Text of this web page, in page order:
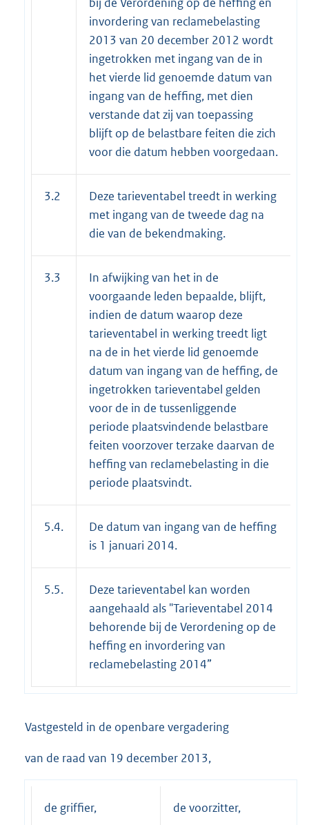
invordering van reclamebelasting
2013 van 20 december 2012 wordt
ingetrokken met ingang van de in
het vierde lid genoemde datum van
ingang van de heffing, met dien
verstande dat zij van toepassing
blijft op de belastbare feiten die zich
voor die datum hebben voorgedaan.
3.2
Deze tarieventabel treedt in werking
met ingang van de tweede dag na
die van de bekendmaking.
3.3
In afwijking van het in de
voorgaande leden bepaalde, blijft,
indien de datum waarop deze
tarieventabel in werking treedt ligt
na de in het vierde lid genoemde
datum van ingang van de heffing, de
ingetrokken tarieventabel gelden
voor de in de tussenliggende
periode plaatsvindende belastbare
feiten voorzover terzake daarvan de
heffing van reclamebelasting in die
periode plaatsvindt.
5.4.
De datum van ingang van de heffing
is 1 januari 2014.
5.5.
Deze tarieventabel kan worden
aangehaald als "Tarieventabel 2014
behorende bij de Verordening op de
heffing en invordering van
reclamebelasting 2014”
Vastgesteld in de openbare vergadering
van de raad van 19 december 2013,
de griffier, de voorzitter,